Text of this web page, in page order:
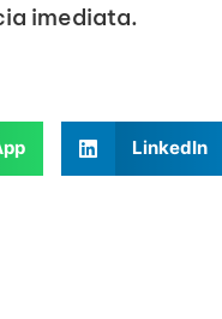
imediata.
LinkedIn